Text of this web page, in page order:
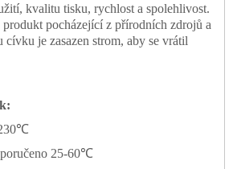
kvalitu tisku, rychlost a spolehlivost.
produkt pocházející z přírodních zdrojů a
cívku je zasazen strom, aby se vrátil
℃
25-60℃